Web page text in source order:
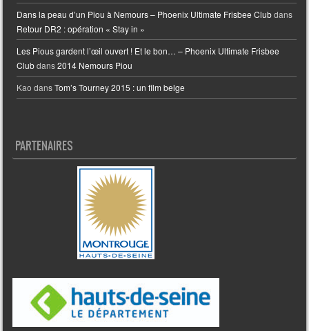
Dans la peau d’un Piou à Nemours – Phoenix Ultimate Frisbee Clubdans
Retour DR2 : opération « Stay in »
Les Pious gardent l’œil ouvert ! Et le bon… – Phoenix Ultimate Frisbee
Clubdans2014 Nemours Piou
Kao dansTom’s Tourney 2015 : un film belge
PARTENAIRES